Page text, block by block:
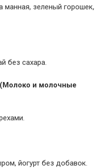
манная, зеленый горошек,
без сахара.
и молочные
йогурт без добавок.